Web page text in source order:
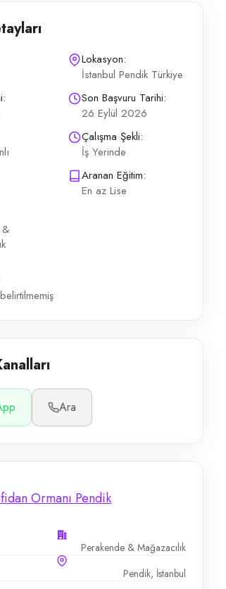
İkna gücü yüksek, sorumlu, enerjik; çevre
Lokasyon:
İstanbul Pendik Türkiye
Son Başvuru Tarihi:
26 Eylül 2026
Çalışma Şekli:
İş Yerinde
Aranan Eğitim:
En az Lise
Ara
Ormanı Pendik
Perakende & Mağazacılık
Pendik, İstanbul